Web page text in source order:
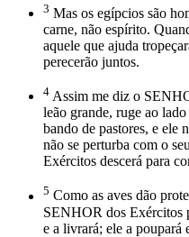
3 Mas os egípcios são
carne, não espírito.
aquele que ajuda
perecerão juntos.
4 Assim me diz o
leão grande, ruge ao
bando de pastores, e ele
não se perturba com o
Exércitos descerá para
5 Como as aves dão
SENHOR dos Exércitos
e a livrará; ele a poupará